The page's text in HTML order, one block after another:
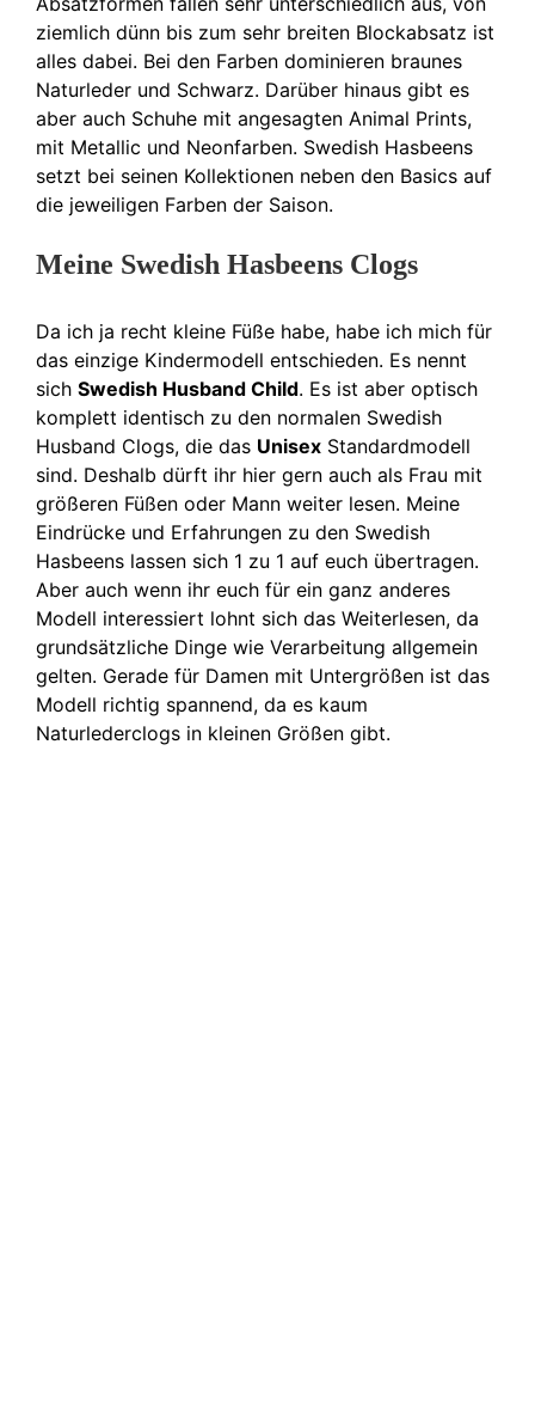
ziemlich dünn bis zum sehr breiten Blockabsatz ist
alles dabei. Bei den Farben dominieren braunes
Naturleder und Schwarz. Darüber hinaus gibt es
aber auch Schuhe mit angesagten Animal Prints,
mit Metallic und Neonfarben. Swedish Hasbeens
setzt bei seinen Kollektionen neben den Basics auf
die jeweiligen Farben der Saison.
Meine Swedish Hasbeens Clogs
Da ich ja recht kleine Füße habe, habe ich mich für
das einzige Kindermodell entschieden. Es nennt
sich Swedish Husband Child. Es ist aber optisch
komplett identisch zu den normalen Swedish
Husband Clogs, die das UnisexStandardmodell
sind. Deshalb dürft ihr hier gern auch als Frau mit
größeren Füßen oder Mann weiter lesen. Meine
Eindrücke und Erfahrungen zu den Swedish
Hasbeens lassen sich 1 zu 1 auf euch übertragen.
Aber auch wenn ihr euch für ein ganz anderes
Modell interessiert lohnt sich das Weiterlesen, da
grundsätzliche Dinge wie Verarbeitung allgemein
gelten. Gerade für Damen mit Untergrößen ist das
Modell richtig spannend, da es kaum
Naturlederclogs in kleinen Größen gibt.